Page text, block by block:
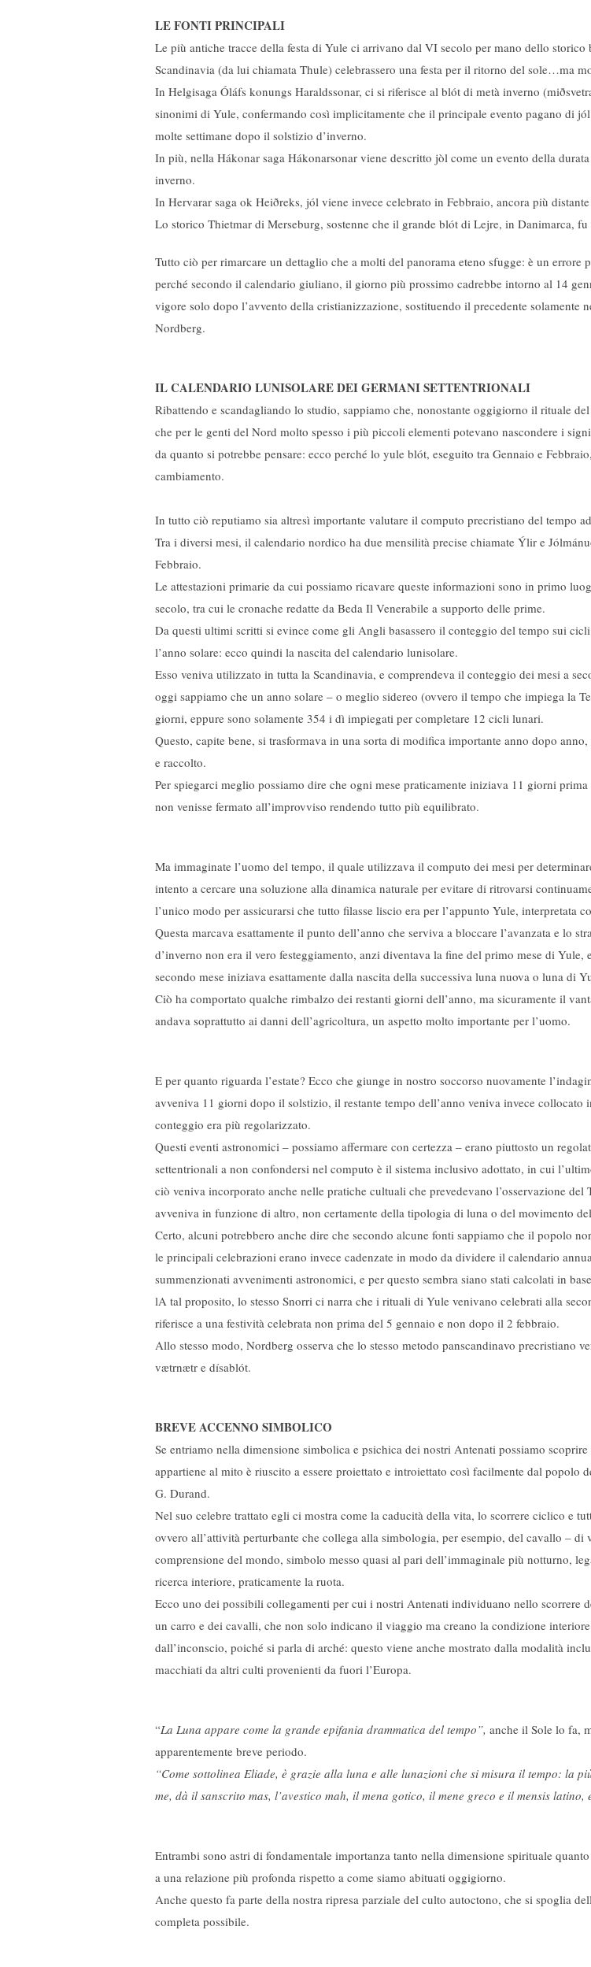
LE FONTI PRINCIPALI
Le più antiche tracce della festa di Yule ci arrivano dal VI secolo per mano dello
Scandinavia (da lui chiamata Thule) celebrassero una festa per il ritorno del sole…ma
In ​Helgisaga Óláfs konungs Haraldssonar​, ci si riferisce al blót di metà inverno
sinonimi di Yule, confermando così implicitamente che il principale evento pagano di
molte settimane dopo il solstizio d’inverno.
In più, nella ​Hákonar saga Hákonarsonar viene ​descritto jòl come un evento della
inverno.
In ​Hervarar saga ok Heiðreks​, jól viene invece celebrato in Febbraio, ancora più
Lo storico Thietmar di Merseburg, sostenne che il grande blót di Lejre, in Danimarca, fu
Tutto ciò per rimarcare un dettaglio che a molti del panorama eteno sfugge: è un errore
perché secondo il calendario giuliano, il giorno più prossimo cadrebbe intorno al 14
vigore solo dopo l’avvento della cristianizzazione, sostituendo il precedente
Nordberg.
IL CALENDARIO LUNISOLARE DEI GERMANI SETTENTRIONALI
Ribattendo e scandagliando lo studio, sappiamo che, nonostante oggigiorno il rituale
che per le genti del Nord molto spesso i più piccoli elementi potevano nascondere i
da quanto si potrebbe pensare: ecco perché lo ​yule blót​, eseguito tra Gennaio e
cambiamento.
In tutto ciò reputiamo sia altresì importante valutare il computo precristiano del tempo
Tra i diversi mesi, il calendario nordico ha due mensilità precise chiamate Ýlir e
Febbraio.
Le attestazioni primarie da cui possiamo ricavare queste informazioni sono in primo
secolo, tra cui le cronache redatte da Beda Il Venerabile a supporto delle prime.
Da questi ultimi scritti si evince come gli Angli basassero il conteggio del tempo sui
l’anno solare: ecco quindi la nascita del calendario lunisolare.
Esso veniva utilizzato in tutta la Scandinavia, e comprendeva il conteggio dei mesi a
oggi sappiamo che un anno solare – o meglio sidereo (ovvero il tempo che impiega la
giorni, eppure sono solamente 354 i dì impiegati per completare 12 cicli lunari.
Questo, capite bene, si trasformava in una sorta di modifica importante anno dopo
e raccolto.
Per spiegarci meglio possiamo dire che ogni mese praticamente iniziava 11 giorni
non venisse fermato all’improvviso rendendo tutto più equilibrato.
Ma immaginate l’uomo del tempo, il quale utilizzava il computo dei mesi per
intento a cercare una soluzione alla dinamica naturale per evitare di ritrovarsi
l’unico modo per assicurarsi che tutto filasse liscio era per l’appunto Yule, interpretata
Questa marcava esattamente il punto dell’anno che serviva a bloccare l’avanzata e lo
d’inverno non era il vero festeggiamento, anzi diventava la fine del primo mese di
secondo mese iniziava esattamente dalla nascita della successiva luna nuova o luna di
Ciò ha comportato qualche rimbalzo dei restanti giorni dell’anno, ma sicuramente il
andava soprattutto ai danni dell’agricoltura, un aspetto molto importante per l’uomo.
E per quanto riguarda l’estate? Ecco che giunge in nostro soccorso nuovamente
avveniva 11 giorni dopo il solstizio, il restante tempo dell’anno veniva invece
conteggio era più regolarizzato.
Questi eventi astronomici – possiamo affermare con certezza – erano piuttosto un
settentrionali a non confondersi nel computo è il sistema inclusivo adottato, in cui
ciò veniva incorporato anche nelle pratiche cultuali che prevedevano l’osservazione
avveniva in funzione di altro, non certamente della tipologia di luna o del movimento
Certo, alcuni potrebbero anche dire che secondo alcune fonti sappiamo che il popolo
le principali celebrazioni erano invece cadenzate in modo da dividere il calendario
summenzionati avvenimenti astronomici, e per questo sembra siano stati calcolati in
lA tal proposito, lo stesso Snorri ci narra che i rituali di Yule venivano celebrati alla
riferisce a una festività celebrata non prima del 5 gennaio e non dopo il 2 febbraio.
Allo stesso modo, Nordberg osserva che lo stesso metodo panscandinavo precristiano
vætrnætr e dísablót.
BREVE ACCENNO SIMBOLICO
Se entriamo nella dimensione simbolica e psichica dei nostri Antenati possiamo
appartiene al mito è riuscito a essere proiettato e introiettato così facilmente dal
G. Durand.
Nel suo celebre trattato egli ci mostra come la caducità della vita, lo scorrere ciclico e
ovvero all’attività perturbante che collega alla simbologia, per esempio, del cavallo –
comprensione del mondo, simbolo messo quasi al pari dell’immaginale più notturno,
ricerca interiore, praticamente la ruota.
Ecco uno dei possibili collegamenti per cui i nostri Antenati individuano nello scorrere
un carro e dei cavalli, che non solo indicano il viaggio ma creano la condizione
dall’inconscio, poiché si parla di arché: questo viene anche mostrato dalla modalità
macchiati da altri culti provenienti da fuori l’Europa.
“​La Luna appare come la grande epifania drammatica del tempo”​, anche il Sole lo fa,
apparentemente breve periodo.
“Come sottolinea Eliade, è grazie alla luna e alle lunazioni che si misura il tempo: la
me, dà il sanscrito mas, l’avestico mah, il mena gotico, il mene greco e il mensis latino,
Entrambi sono astri di fondamentale importanza tanto nella dimensione spirituale
a una relazione più profonda rispetto a come siamo abituati oggigiorno.
Anche questo fa parte della nostra ripresa parziale del culto autoctono, che si spoglia
completa possibile.